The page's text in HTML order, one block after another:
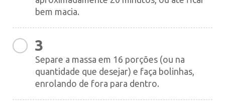
bem macia.
3
Separe a massa em 16 porções (ou na
quantidade que desejar) e faça bolinhas,
enrolando de fora para dentro.